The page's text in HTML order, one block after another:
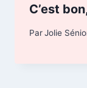
C’est
ParJolie